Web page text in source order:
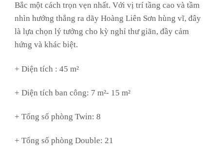
Bắc một cách trọn vẹn nhất. Với vị trí tầng cao và tầm
nhìn hướng thẳng ra dãy Hoàng Liên Sơn hùng vĩ, đây
là lựa chọn lý tưởng cho kỳ nghỉ thư giãn, đầy cảm
hứng và khác biệt.
+ Diện tích : 45 m²
+ Diện tích ban công: 7 m²- 15 m²
+ Tổng số phòng Twin: 8
+ Tổng số phòng Double: 21